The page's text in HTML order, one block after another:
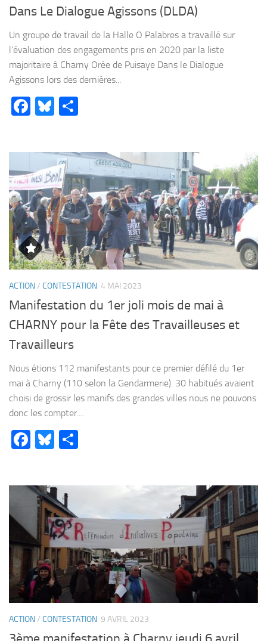
Dans Le Dialogue Agissons (DLDA)
Un groupe de travail de la Halle O Palabres a travaillé sur
l’évaluation des engagements pris en 2020 par la liste
majoritaire à Charny Orée de Puisaye Dans le Dialogue
Agissons lors des dernières...
Facebook
Bluesky
ACTION/ CONTESTATION 4 MAI 2023
Manifestation du 1er joli mois de mai à
CHARNY pour la Fête des Travailleuses et
Travailleurs
Nous étions 112 manifestants pour ce premier défilé du 1er
mai à Charny (110 selon la Gendarmerie). 30 habitués avaient
choisi de grossir les manifs des grandes villes nous ne pouvons
donc les compter....
Facebook
Bluesky
ACTION/ CONTESTATION 9 AVRIL 2023